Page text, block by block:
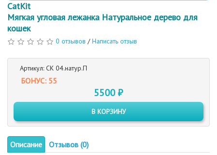
CatKit
Мягкая угловая лежанка Натуральное дерево для
кошек
0 отзывов /Написать отзыв
Артикул: CK 04.натур.П
БОНУС: 55
5500 ₽
В КОРЗИНУ
Описание Отзывов (0)